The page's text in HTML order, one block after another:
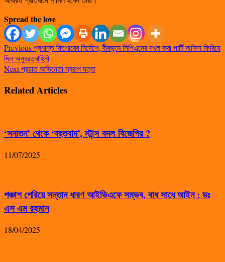
Spread the love
Previousপ্রশান্ত কিশোরের নির্দেশে, বীরভূমে সিপিএমের দখল করা পার্টি অফিস ফিরিয়ে
দিল অনুব্রতবাহিনী
Nextপ্রয়াত অভিনেতা স্বরূপ দত্ত
Related Articles
‘সনাতন’ থেকে ‘বহুতবাদ’, স্টান্স বদল বিজেপির ?
11/07/2025
পঞ্চাশ পেরিয়ে সন্তান ধারণ আইভিএফে সম্ভব, বাধ সাধে আইন : ডঃ
এস এম রহমান
18/04/2025